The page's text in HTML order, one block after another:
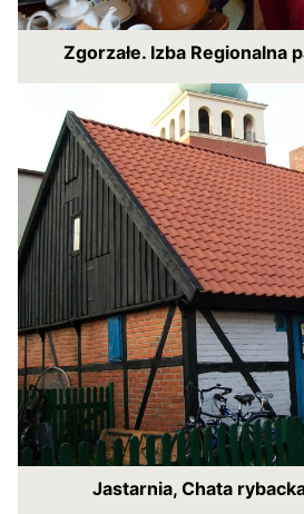
Zgorzałe. Izba Regionalna
Jastarnia, Chata